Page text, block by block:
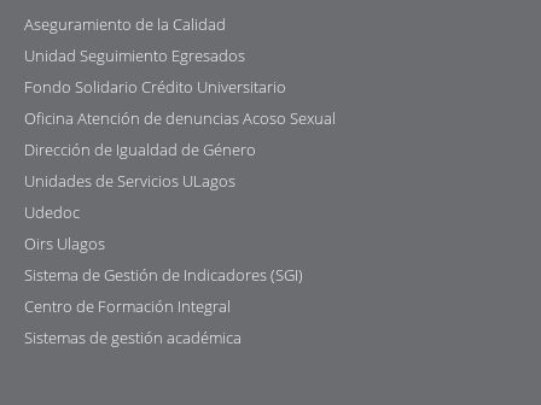
Aseguramiento de la Calidad
Unidad Seguimiento Egresados
Fondo Solidario Crédito Universitario
Oficina Atención de denuncias Acoso Sexual
Dirección de Igualdad de Género
Unidades de Servicios ULagos
Udedoc
Oirs Ulagos
Sistema de Gestión de Indicadores (SGI)
Centro de Formación Integral
Sistemas de gestión académica